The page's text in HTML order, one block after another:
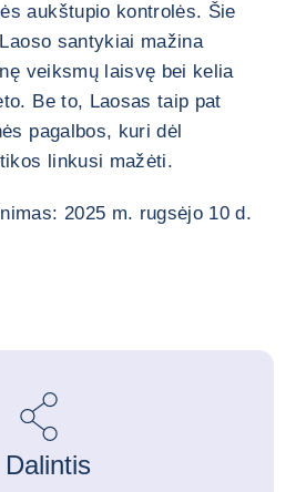
aukštupio kontrolės. Šie
santykiai mažina
veiksmų laisvę bei kelia
Be to, Laosas taip pat
pagalbos, kuri dėl
linkusi mažėti.
2025 m. rugsėjo 10 d.
Dalintis